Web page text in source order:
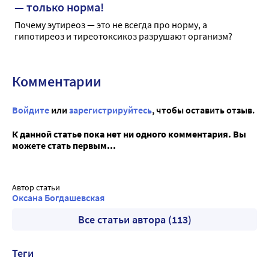
— только норма!
Почему эутиреоз — это не всегда про норму, а
гипотиреоз и тиреотоксикоз разрушают организм?
Комментарии
Войдите или зарегистрируйтесь, чтобы оставить отзыв.
К данной статье пока нет ни одного комментария. Вы
можете стать первым...
Автор статьи
Оксана Богдашевская
Все статьи автора (113)
Теги